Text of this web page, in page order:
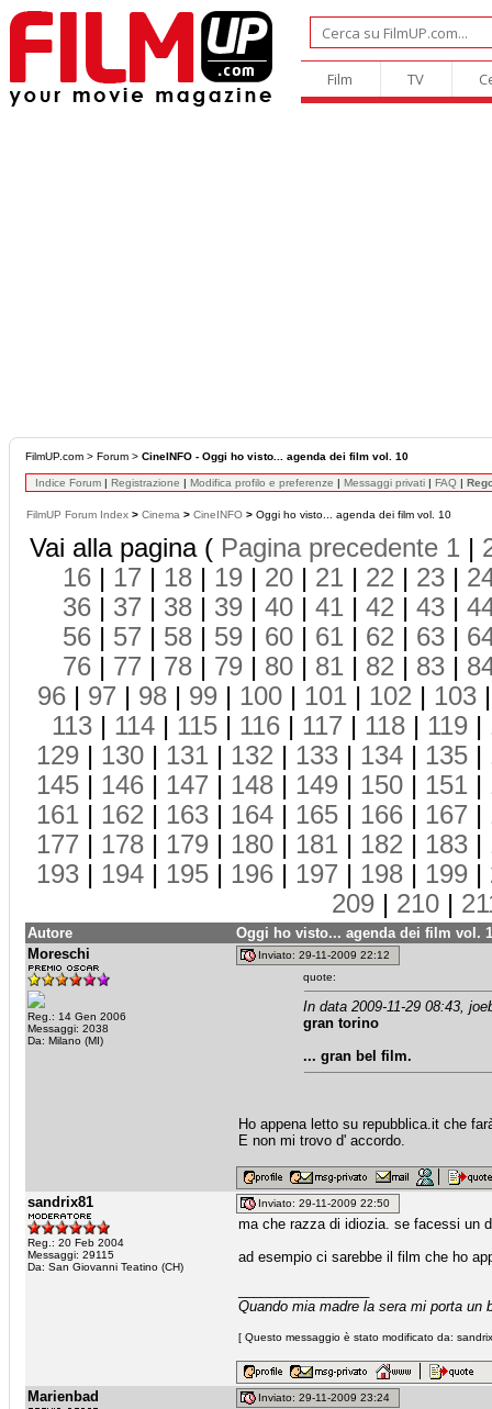
Film TV
FilmUP.com > Forum > CineINFO - Oggi ho visto... agenda dei film vol. 10
Indice Forum | Registrazione | Modifica profilo e preferenze | Messaggi privati | FAQ |
FilmUP Forum Index > Cinema > CineINFO > Oggi ho visto... agenda dei film vol. 10
Vai alla pagina ( Pagina precedente 1 |
16 | 17 | 18 | 19 | 20 | 21 | 22 | 23 |
36 | 37 | 38 | 39 | 40 | 41 | 42 | 43 |
56 | 57 | 58 | 59 | 60 | 61 | 62 | 63 |
76 | 77 | 78 | 79 | 80 | 81 | 82 | 83 |
96 | 97 | 98 | 99 | 100 | 101 | 102 | 103
113 | 114 | 115 | 116 | 117 | 118 | 119 |
129 | 130 | 131 | 132 | 133 | 134 | 135 |
145 | 146 | 147 | 148 | 149 | 150 | 151 |
161 | 162 | 163 | 164 | 165 | 166 | 167 |
177 | 178 | 179 | 180 | 181 | 182 | 183 |
193 | 194 | 195 | 196 | 197 | 198 | 199 |
209 | 210 |
Autore
Oggi ho visto... agenda dei film vol.
Moreschi
Reg.: 14 Gen 2006
Messaggi: 2038
Da: Milano (MI)
Inviato: 29-11-2009 22:12
quote:
In data 2009-11-29 08:43,
gran torino
... gran bel film.
Ho appena letto su repubblica.it che
E non mi trovo d' accordo.
sandrix81
Reg.: 20 Feb 2004
Messaggi: 29115
Da: San Giovanni Teatino (CH)
Inviato: 29-11-2009 22:50
ma che razza di idiozia. se facessi un
ad esempio ci sarebbe il film che ho
Quando mia madre la sera mi porta un
[ Questo messaggio è stato modificato da:
Marienbad Inviato: 29-11-2009 23:24